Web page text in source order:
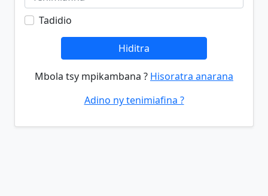
Tadidio
Hiditra
Mbola tsy mpikambana ? Hisoratra anarana
Adino ny tenimiafina ?